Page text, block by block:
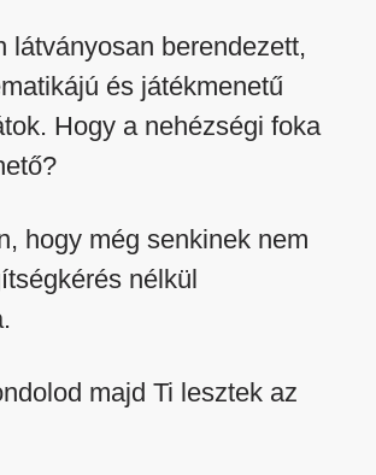
látványosan berendezett,
és játékmenetű
Hogy a nehézségi foka
hogy még senkinek nem
nélkül
majd Ti lesztek az